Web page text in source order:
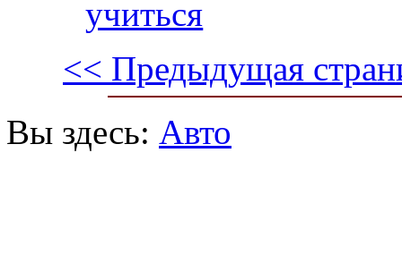
учиться
<< Предыдущая
Вы здесь: Авто